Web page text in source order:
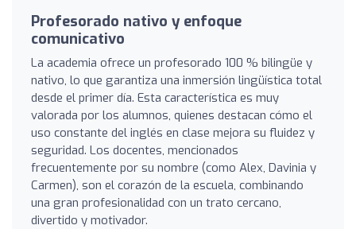
Profesorado nativo y enfoque
comunicativo
La academia ofrece un profesorado 100 % bilingüe y
nativo, lo que garantiza una inmersión lingüística total
desde el primer día. Esta característica es muy
valorada por los alumnos, quienes destacan cómo el
uso constante del inglés en clase mejora su fluidez y
seguridad. Los docentes, mencionados
frecuentemente por su nombre (como Alex, Davinia y
Carmen), son el corazón de la escuela, combinando
una gran profesionalidad con un trato cercano,
divertido y motivador.